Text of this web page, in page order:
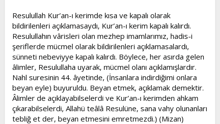
Resulullah Kur’an-ı kerimde kısa ve kapalı olarak
bildirilenleri açıklamasaydı, Kur’an-ı kerim kapalı kalırdı.
Resulullahın vârisleri olan mezhep imamlarımız, hadis-i
şeriflerde mücmel olarak bildirilenleri açıklamasalardı,
sünneti nebeviyye kapalı kalırdı. Böylece, her asırda gelen
âlimler, Resulullaha uyarak, mücmel olanı açıklamışlardır.
Nahl suresinin 44. âyetinde, (İnsanlara indirdiğimi onlara
beyan eyle) buyuruldu. Beyan etmek, açıklamak demektir.
Âlimler de açıklayabilselerdi ve Kur’an-ı kerimden ahkam
çıkarabilselerdi, Allahü teâlâ Resulüne, sana vahy olunanları
tebliğ et der, beyan etmesini emretmezdi.) (Mizan)